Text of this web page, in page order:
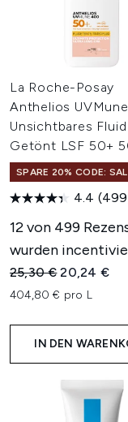
La Roche-Posay
Anthelios
Unsichtbares Fluid
Getönt LSF 50+
SPARE 20% CODE:
4.4
12 von 499
wurden
Unverbindliche
25,30 €Aktueller
20,24 €
404,80 € pro L
IN DEN